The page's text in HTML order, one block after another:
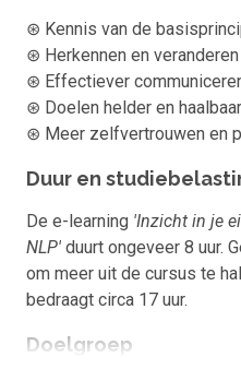
⊛ Kennis van de
⊛ Herkennen en
⊛ Effectiever
⊛ Doelen helder en
⊛ Meer zelfvertrouwen en
Duur en
De e-learning 'Inzicht in je
NLP' duurt ongeveer 8 uur.
om meer uit de cursus te
bedraagt circa 17 uur.
Doelgroep